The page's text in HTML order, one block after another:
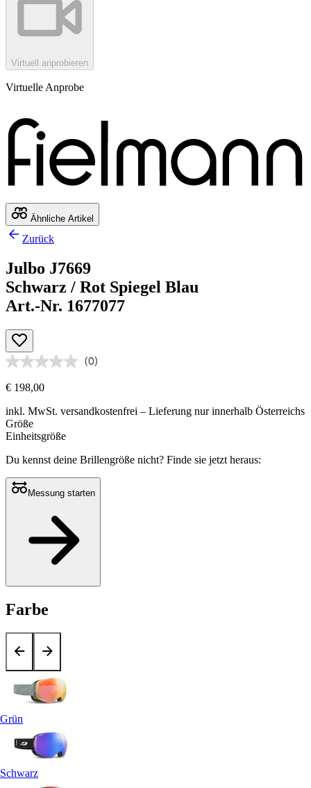
Virtuell anprobieren
Virtuelle Anprobe
Ähnliche Artikel
Zurück
Julbo J7669
Schwarz / Rot Spiegel Blau
Art.-Nr. 1677077
(0)
€ 198,00
inkl. MwSt. versandkostenfrei – Lieferung nur innerhalb Österreichs
Größe
Einheitsgröße
Du kennst deine Brillengröße nicht? Finde sie jetzt heraus:
Messung starten
Farbe
Grün
Schwarz